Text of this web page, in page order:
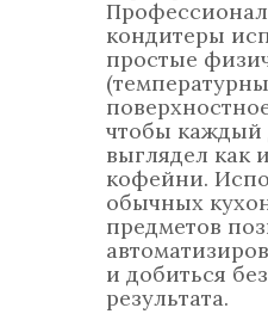
кондитеры
простые
чтобы каждый
выглядел как
кофейни.
обычных
предметов
и добиться
результата.